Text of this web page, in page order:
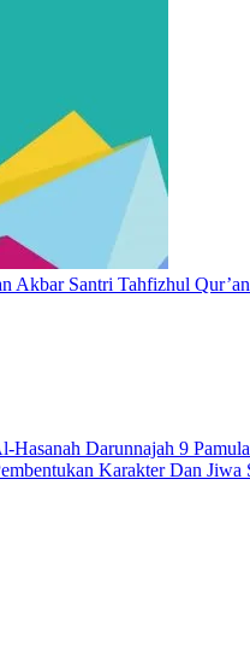
Akbar Santri Tahfizhul
Hasanah Darunnajah 9
Karakter Dan Jiwa